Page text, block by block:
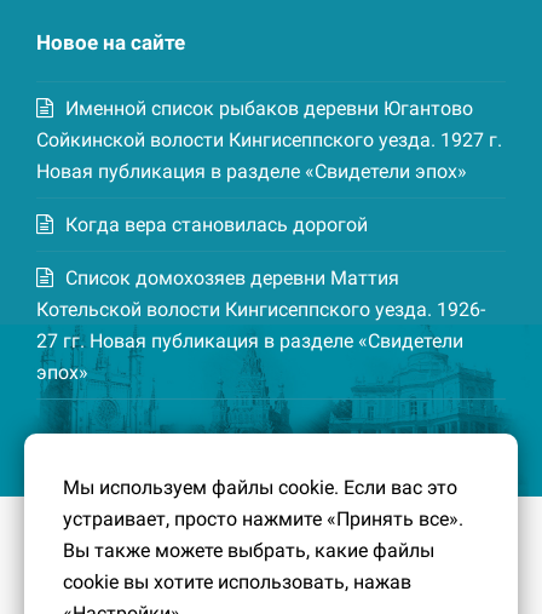
Новое на сайте
Именной список рыбаков деревни Югантово
Сойкинской волости Кингисеппского уезда. 1927 г.
Новая публикация в разделе «Свидетели эпох»
Когда вера становилась дорогой
Список домохозяев деревни Маттия
Котельской волости Кингисеппского уезда. 1926-
27 гг. Новая публикация в разделе «Свидетели
эпох»
© 2016-2026 Южный берег Финского залива
малой Родины, без которого трудно представить себе
историко-культурный ландшафт Петербурга и
Мы используем файлы cookie. Если вас это
устраивает, просто нажмите «Принять все».
Вы также можете выбрать, какие файлы
cookie вы хотите использовать, нажав